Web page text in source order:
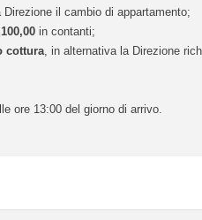
il cambio di appartamento;
in contanti;
cottura, in alternativa la Direzione
ore 13:00 del giorno di arrivo.